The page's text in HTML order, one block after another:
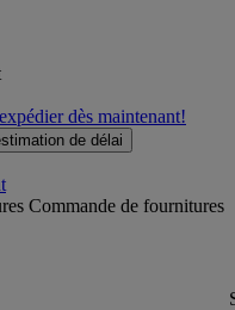
dès maintenant!
de délai
Commande de fournitures